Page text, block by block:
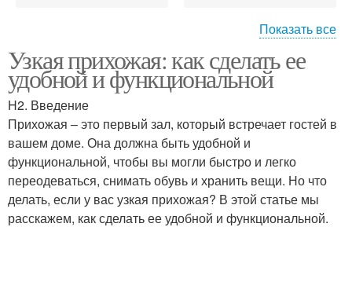
Пастельные цветы Оттенки для маленькой
Показать все
Узкая прихожая: как сделать ее
удобной и функциональной
H2. Введение
Прихожая – это первый зал, который встречает гостей в
вашем доме. Она должна быть удобной и
функциональной, чтобы вы могли быстро и легко
переодеваться, снимать обувь и хранить вещи. Но что
делать, если у вас узкая прихожая? В этой статье мы
расскажем, как сделать ее удобной и функциональной.